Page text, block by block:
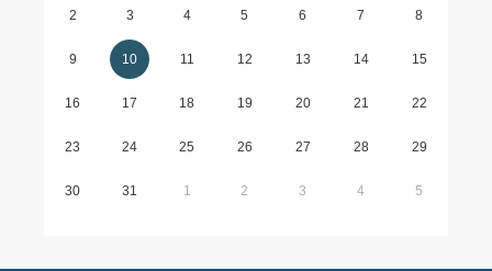
2 3 4 5 6 7 8
9 10 11 12 13 14 15
16 17 18 19 20 21 22
23 24 25 26 27 28 29
30 31 1 2 3 4 5